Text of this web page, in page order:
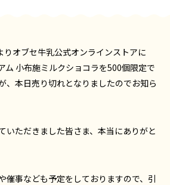
オブセ牛乳公式オンラインストアに
ム 小布施ミルクショコラを500個限定で
、本日売り切れとなりましたのでお知ら
いただきました皆さま、本当にありがと
催事なども予定をしておりますので、引